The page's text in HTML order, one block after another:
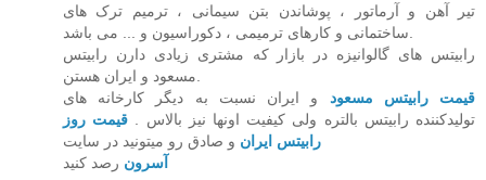
تیر آهن و آرماتور ، پوشاندن بتن سیمانی ، ترمیم ترک های
رابیتس های گالوانیزه در بازار که مشتری زیادی دارن رابیتس
قیمت رابیتس مسعود و ایران نسبت به دیگر کارخانه های
تولیدکننده رابیتس بالتره ولی کیفیت اونها نیز بالاس . قیمت روز
رابیتس ایران و صادق رو میتونید در سایت
آسرون رصد کنید